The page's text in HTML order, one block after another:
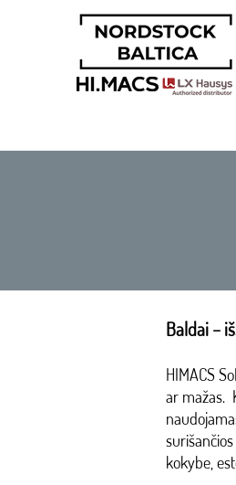
Baldai –
HIMACS
ar mažas.
kokybe,